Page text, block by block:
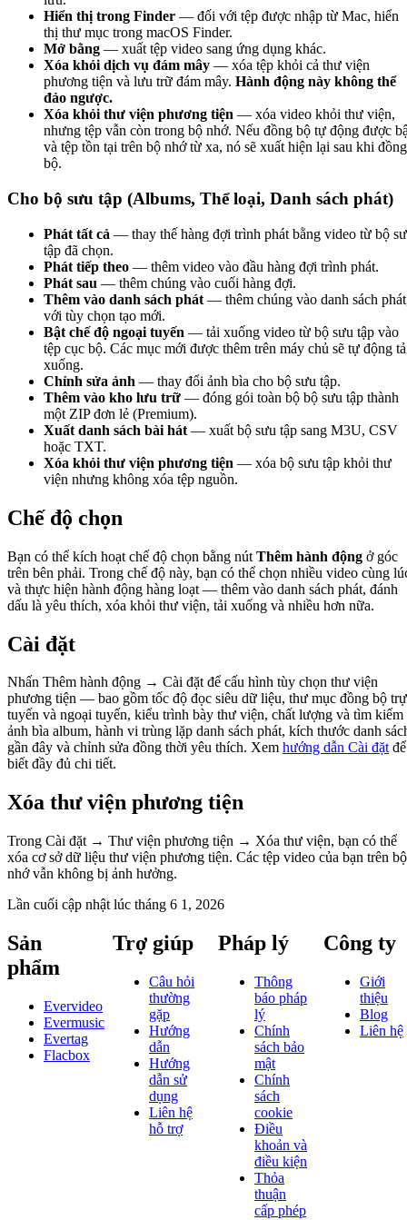
Hiển thị trong Finder — đối với tệp được nhập từ Mac, hiển
thị thư mục trong macOS Finder.
Mở bằng — xuất tệp video sang ứng dụng khác.
Xóa khỏi dịch vụ đám mây — xóa tệp khỏi cả thư viện
phương tiện và lưu trữ đám mây. Hành động này không thể
đảo ngược.
Xóa khỏi thư viện phương tiện — xóa video khỏi thư viện,
nhưng tệp vẫn còn trong bộ nhớ. Nếu đồng bộ tự động được
và tệp tồn tại trên bộ nhớ từ xa, nó sẽ xuất hiện lại sau khi đồng
bộ.
Cho bộ sưu tập (Albums, Thể loại, Danh sách phát)
Phát tất cả — thay thế hàng đợi trình phát bằng video từ bộ
tập đã chọn.
Phát tiếp theo — thêm video vào đầu hàng đợi trình phát.
Phát sau — thêm chúng vào cuối hàng đợi.
Thêm vào danh sách phát — thêm chúng vào danh sách
với tùy chọn tạo mới.
Bật chế độ ngoại tuyến — tải xuống video từ bộ sưu tập vào
tệp cục bộ. Các mục mới được thêm trên máy chủ sẽ tự động
xuống.
Chỉnh sửa ảnh — thay đổi ảnh bìa cho bộ sưu tập.
Thêm vào kho lưu trữ — đóng gói toàn bộ bộ sưu tập thành
một ZIP đơn lẻ (Premium).
Xuất danh sách bài hát — xuất bộ sưu tập sang M3U, CSV
hoặc TXT.
Xóa khỏi thư viện phương tiện — xóa bộ sưu tập khỏi thư
viện nhưng không xóa tệp nguồn.
Chế độ chọn
Bạn có thể kích hoạt chế độ chọn bằng nút Thêm hành động ở góc
trên bên phải. Trong chế độ này, bạn có thể chọn nhiều video cùng
và thực hiện hành động hàng loạt — thêm vào danh sách phát, đánh
dấu là yêu thích, xóa khỏi thư viện, tải xuống và nhiều hơn nữa.
Cài đặt
Nhấn Thêm hành động → Cài đặt để cấu hình tùy chọn thư viện
phương tiện — bao gồm tốc độ đọc siêu dữ liệu, thư mục đồng bộ
tuyến và ngoại tuyến, kiểu trình bày thư viện, chất lượng và tìm kiếm
ảnh bìa album, hành vi trùng lặp danh sách phát, kích thước danh
gần đây và chỉnh sửa đồng thời yêu thích. Xem hướng dẫn Cài đặtđể
biết đầy đủ chi tiết.
Xóa thư viện phương tiện
Trong Cài đặt → Thư viện phương tiện → Xóa thư viện, bạn có thể
xóa cơ sở dữ liệu thư viện phương tiện. Các tệp video của bạn trên bộ
nhớ vẫn không bị ảnh hưởng.
Lần cuối cập nhật lúc tháng 6 1, 2026
Sản
phẩm
Evervideo
Evermusic
Evertag
Flacbox
Trợ giúp
Câu hỏi
thường
gặp
Hướng
dẫn
Hướng
dẫn sử
dụng
Liên hệ
hỗ trợ
Pháp lý
Thông
báo pháp
lý
Chính
sách bảo
mật
Chính
sách
cookie
Điều
khoản và
điều kiện
Thỏa
thuận
cấp phép
Công ty
Giới
thiệu
Blog
Liên hệ